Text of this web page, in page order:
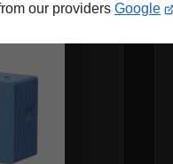
our providers Google